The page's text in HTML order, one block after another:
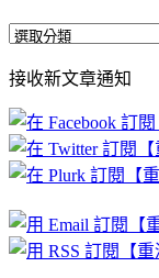
全
文
章
分
類
接收新文章通知